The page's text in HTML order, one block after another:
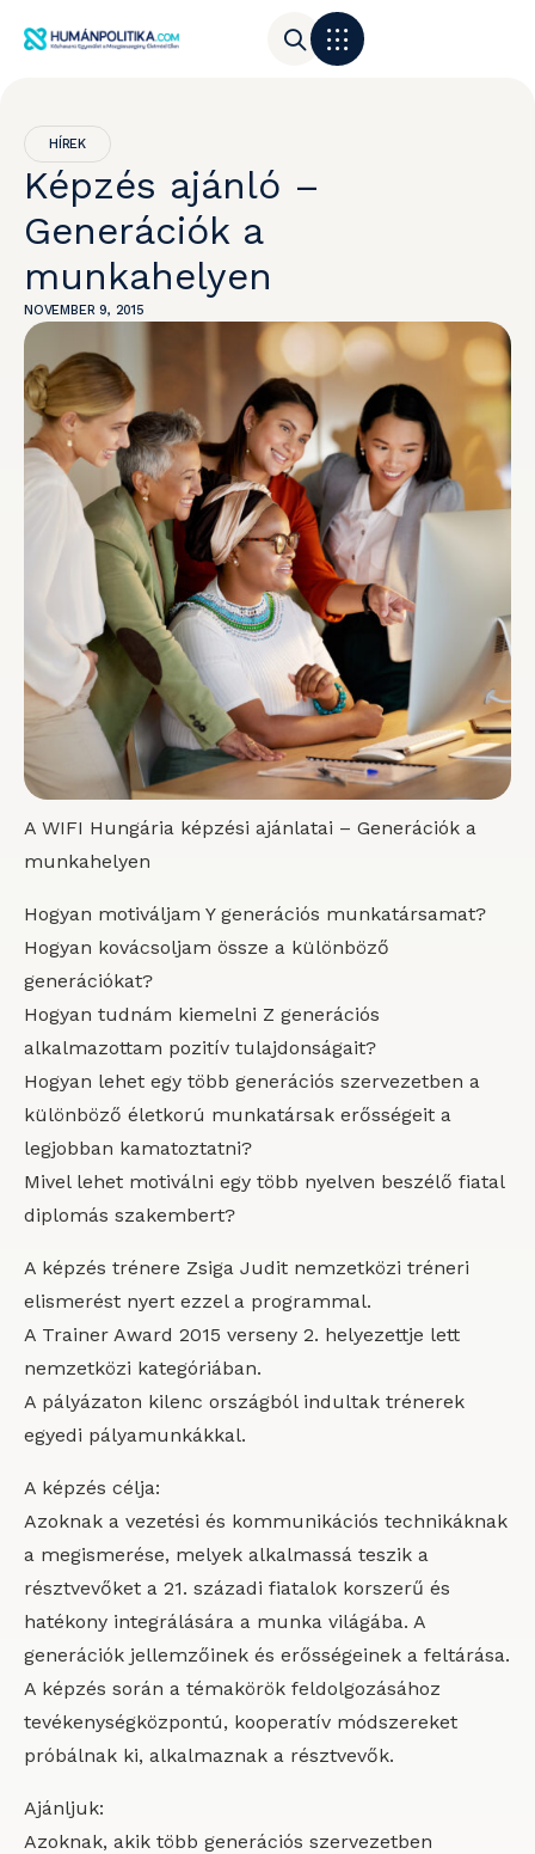
HÍREK
Képzés ajánló –
Generációk a
munkahelyen
NOVEMBER 9, 2015
A WIFI Hungária képzési ajánlatai – Generációk a
munkahelyen
Hogyan motiváljam Y generációs munkatársamat?
Hogyan kovácsoljam össze a különböző
generációkat?
Hogyan tudnám kiemelni Z generációs
alkalmazottam pozitív tulajdonságait?
Hogyan lehet egy több generációs szervezetben a
különböző életkorú munkatársak erősségeit a
legjobban kamatoztatni?
Mivel lehet motiválni egy több nyelven beszélő fiatal
diplomás szakembert?
A képzés trénere Zsiga Judit nemzetközi tréneri
elismerést nyert ezzel a programmal.
A Trainer Award 2015 verseny 2. helyezettje lett
nemzetközi kategóriában.
A pályázaton kilenc országból indultak trénerek
egyedi pályamunkákkal.
A képzés célja:
Azoknak a vezetési és kommunikációs technikáknak
a megismerése, melyek alkalmassá teszik a
résztvevőket a 21. századi fiatalok korszerű és
hatékony integrálására a munka világába. A
generációk jellemzőinek és erősségeinek a feltárása.
A képzés során a témakörök feldolgozásához
tevékenységközpontú, kooperatív módszereket
próbálnak ki, alkalmaznak a résztvevők.
Ajánljuk:
Azoknak, akik több generációs szervezetben